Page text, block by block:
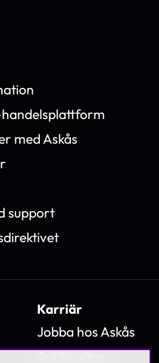
med Askås
support
Karriär
Jobba hos Askås
Träffa våra